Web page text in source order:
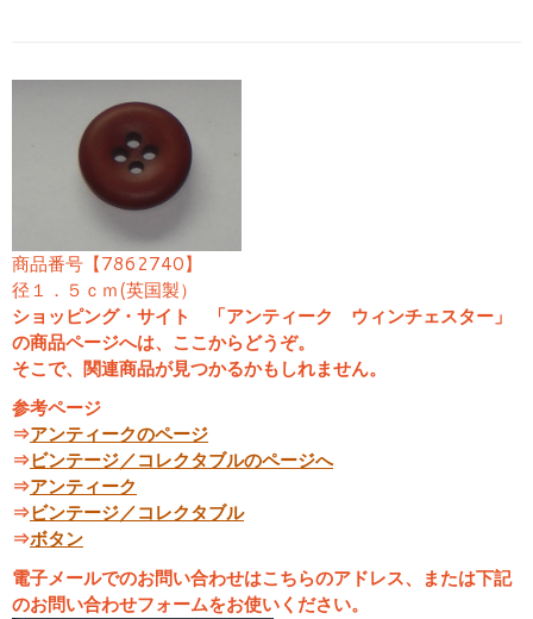
商品番号【7862740】
径１．５ｃｍ(英国製）
ショッピング・サイト 「アンティーク ウィンチェスター」
の商品ページへは、ここからどうぞ。
そこで、関連商品が見つかるかもしれません。
参考ページ
⇒アンティークのページ
⇒ビンテージ／コレクタブルのページへ
⇒アンティーク
⇒ビンテージ／コレクタブル
⇒ボタン
電子メールでのお問い合わせはこちらのアドレス、または下記
のお問い合わせフォームをお使いください。